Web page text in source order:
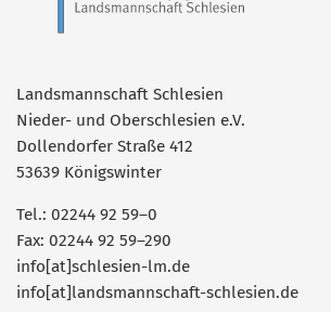
Landsmannschaft Schlesien
Nieder- und Oberschlesien e.V.
Dollendorfer Straße 412
53639 Königswinter
Tel.: 02244 92 59–0
Fax: 02244 92 59–290
info[at]schlesien-lm.de
info[at]landsmannschaft-schlesien.de